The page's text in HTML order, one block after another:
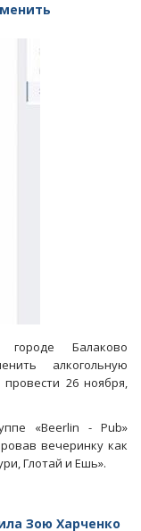
Балаково
алкогольную
26 ноября,
«Beerlin - Pub»
вечеринку как
Глотай и Ешь».
Зою Харченко